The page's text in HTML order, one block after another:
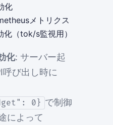
化
メトリクス
（tok/s監視用）
化: サーバー起
び出し時に
0} で制御
によって